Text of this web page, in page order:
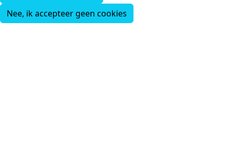
Nee, ik accepteer geen cookies